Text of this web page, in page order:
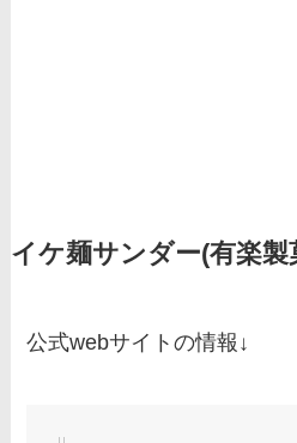
イケ麺サンダー(有楽
公式webサイトの情報↓